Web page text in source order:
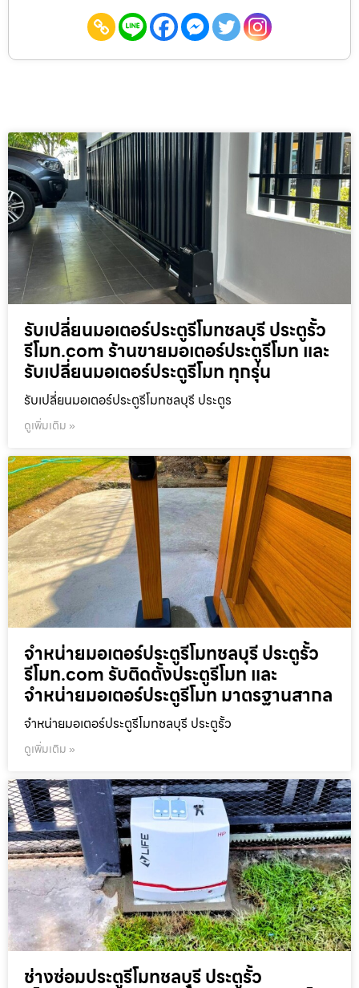
รับเปลี่ยนมอเตอร์ประตูรีโมทชลบุรี ประตูรั้ว
รีโมท.com ร้านขายมอเตอร์ประตูรีโมท และ
รับเปลี่ยนมอเตอร์ประตูรีโมท ทุกรุ่น
รับเปลี่ยนมอเตอร์ประตูรีโมทชลบุรี ประตูร
ดูเพิ่มเติม »
จำหน่ายมอเตอร์ประตูรีโมทชลบุรี ประตูรั้ว
รีโมท.com รับติดตั้งประตูรีโมท และ
จำหน่ายมอเตอร์ประตูรีโมท มาตรฐานสากล
จำหน่ายมอเตอร์ประตูรีโมทชลบุรี ประตูรั้ว
ดูเพิ่มเติม »
ช่างซ่อมประตูรีโมทชลบุรี ประตูรั้ว